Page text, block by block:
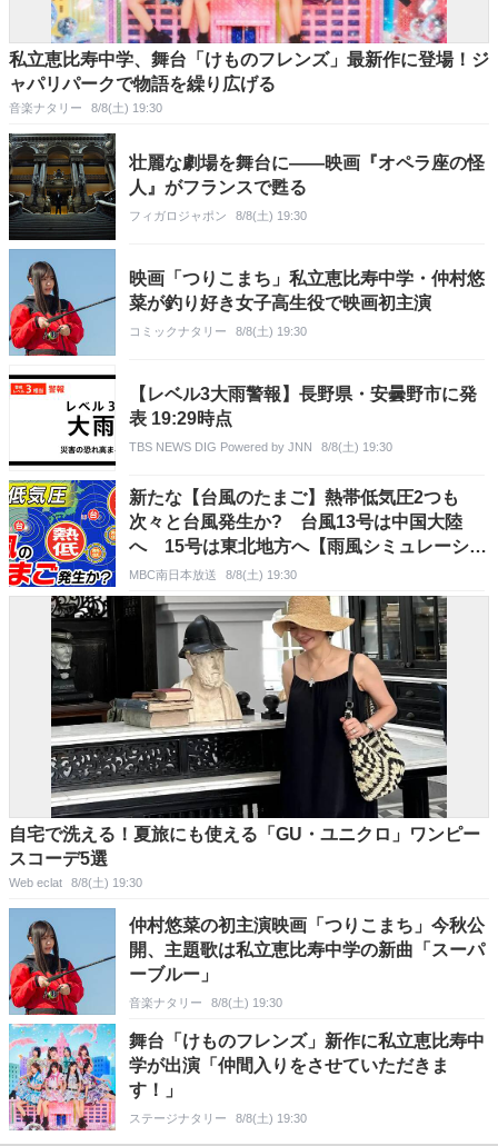
私立恵比寿中学、舞台「けものフレンズ」最新作に登場！ジ
ャパリパークで物語を繰り広げる
音楽ナタリー 8/8(土) 19:30
壮麗な劇場を舞台に——映画『オペラ座の怪
人』がフランスで甦る
フィガロジャポン 8/8(土) 19:30
映画「つりこまち」私立恵比寿中学・仲村悠
菜が釣り好き女子高生役で映画初主演
コミックナタリー 8/8(土) 19:30
【レベル3大雨警報】長野県・安曇野市に発
表 19:29時点
TBS NEWS DIG Powered by JNN 8/8(土) 19:30
新たな【台風のたまご】熱帯低気圧2つも
次々と台風発生か? 台風13号は中国大陸
へ 15号は東北地方へ【雨風シミュレーショ
ン19日（水）まで/お盆休み天気予報】気象
庁進路予想 気象庁予想天気図「台風情報」
MBC南日本放送 8/8(土) 19:30
自宅で洗える！夏旅にも使える「GU・ユニクロ」ワンピー
スコーデ5選
Web eclat 8/8(土) 19:30
仲村悠菜の初主演映画「つりこまち」今秋公
開、主題歌は私立恵比寿中学の新曲「スーパ
ーブルー」
音楽ナタリー 8/8(土) 19:30
舞台「けものフレンズ」新作に私立恵比寿中
学が出演「仲間入りをさせていただきま
す！」
ステージナタリー 8/8(土) 19:30